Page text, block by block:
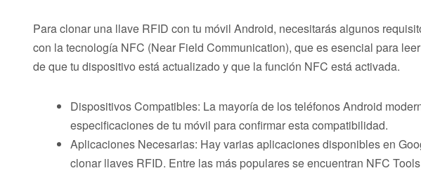
Para clonar una llave RFID con tu móvil Android, necesitarás algunos
con la tecnología NFC (Near Field Communication), que es esencial para
de que tu dispositivo está actualizado y que la función NFC está activada.
Dispositivos Compatibles: La mayoría de los teléfonos Android
especificaciones de tu móvil para confirmar esta compatibilidad.
Aplicaciones Necesarias: Hay varias aplicaciones disponibles en
clonar llaves RFID. Entre las más populares se encuentran NFC